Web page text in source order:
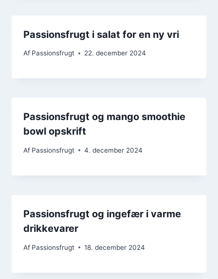
Passionsfrugt i salat for en ny vri
Af Passionsfrugt 22. december 2024
Passionsfrugt og mango smoothie
bowl opskrift
Af Passionsfrugt 4. december 2024
Passionsfrugt og ingefær i varme
drikkevarer
Af Passionsfrugt 18. december 2024